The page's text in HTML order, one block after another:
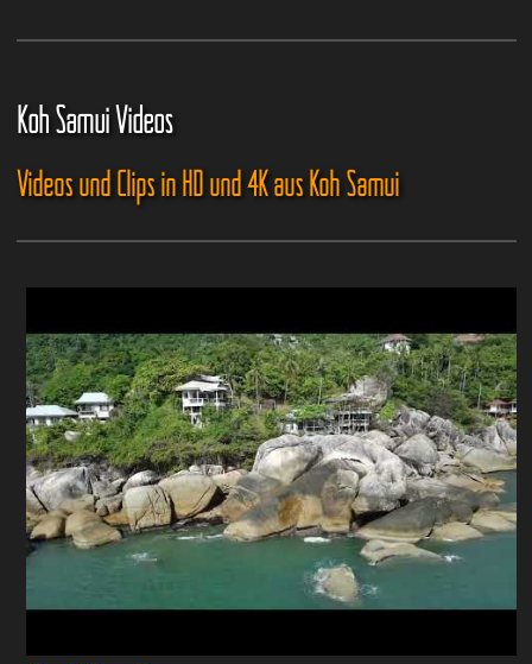
Koh Samui Videos
Videos und Clips in HD und 4K aus Koh Samui